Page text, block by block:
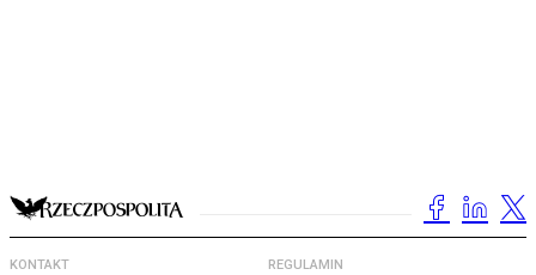
KONTAKT REGULAMIN